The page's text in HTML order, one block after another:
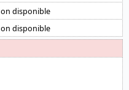
disponible
disponible